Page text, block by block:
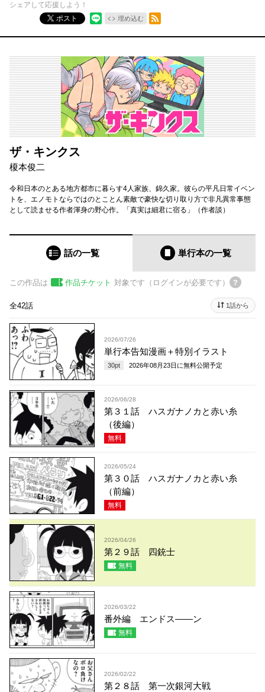
シェアして応援しよう！
ポスト
埋め込む
RSSフィード
ザ・キンクス
榎本俊二
令和日本のとある地方都市に暮らす4人家族、錦久家。彼らの平凡日常イベン
トを、エノモトならではのとことん素敵で豪快な切り取り方で非凡異常事態
として読ませる作者渾身の野心作。「真実は細君に宿る」（作者談）
話の一覧 単行本の一覧
この作品は 作品チケット 対象です（ログインが必要です）
全42話 1話から
2026/07/26
単行本告知漫画＋特別イラスト
30pt 2026年08月23日 に無料公開予定
2026/06/28
第３１話 ハスガナノカと赤い糸
（後編）
無料
2026/05/24
第３０話 ハスガナノカと赤い糸
（前編）
無料
2026/04/26
第２９話 四銃士
無料
2026/03/22
番外編 エンドス――ン
無料
2026/02/22
第２８話 第一次銀河大戦